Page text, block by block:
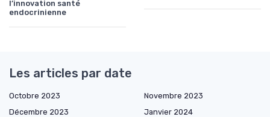
l’innovation santé
endocrinienne
Les articles par date
Octobre 2023
Novembre 2023
Décembre 2023
Janvier 2024